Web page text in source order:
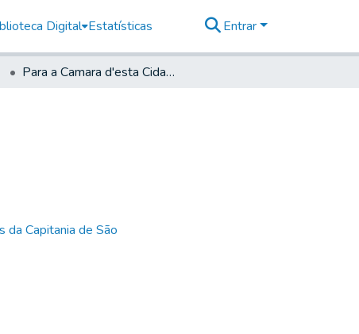
Digital Estatísticas Entrar
Para a Camara d'esta Cidade.
Capitania de São